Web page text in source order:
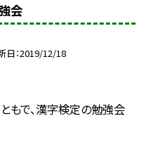
会
日 2019/12/18
ともで、漢字検定の勉強会